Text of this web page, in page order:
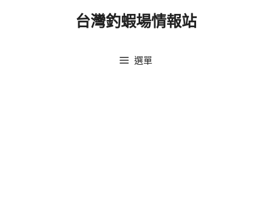
台灣釣蝦場情報站
選單